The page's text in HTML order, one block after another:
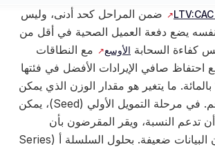
ضمن المراحل كحد أدنى، وليس
دفعة العميل الصحية في أقل من
السحابةالأوسع
مع النطاقات
صافي الإيرادات الأفضل في فئتها
تقارب 120 بالمائة. ما يتغير هو مقدار الوزن الذي يمكن
أن يحمله هذا الرقم. في مرحلة التمويل الأولي (Seed)، يمكن
النسبة، ويقر المقرضون بأن
الإضافة مؤقتة لأن البيانات ضعيفة. بحلول السلسلة أ (Series